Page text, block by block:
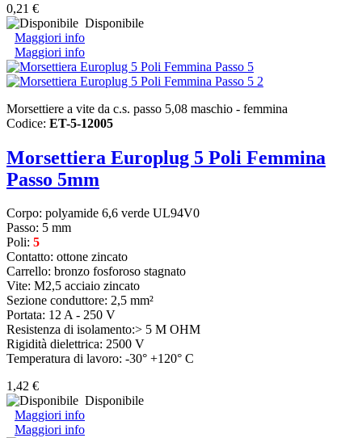
0,21 €
Disponibile
Maggiori info
Maggiori info
Morsettiere a vite da c.s. passo 5,08 maschio - femmina
Codice: ET-5-12005
Morsettiera Europlug 5 Poli Femmina
Passo 5mm
Corpo: polyamide 6,6 verde UL94V0
Passo: 5 mm
Poli: 5
Contatto: ottone zincato
Carrello: bronzo fosforoso stagnato
Vite: M2,5 acciaio zincato
Sezione conduttore: 2,5 mm²
Portata: 12 A - 250 V
Resistenza di isolamento:> 5 M OHM
Rigidità dielettrica: 2500 V
Temperatura di lavoro: -30° +120° C
1,42 €
Disponibile
Maggiori info
Maggiori info